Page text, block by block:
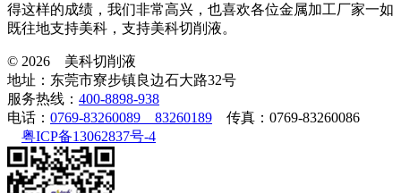
得这样的成绩，我们非常高兴，也喜欢各位金属加工厂家一如
既往地支持美科，支持美科切削液。
© 2026 美科切削液
地址：东莞市寮步镇良边石大路32号
服务热线： 400-8898-938
电话： 0769-83260089 83260189 传真：0769-83260086
粤ICP备13062837号-4